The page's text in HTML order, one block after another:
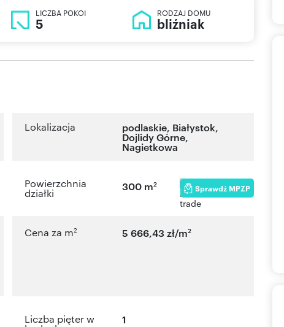
LICZBA POKOI
5
RODZAJ DOMU
bliźniak
Lokalizacja podlaskie, Białystok,
Dojlidy Górne,
Nagietkowa
Powierzchnia
działki
300 m2 Sprawdź MPZP
Cena za m2 5 666,43 zł/m2
Liczba pięter w 1